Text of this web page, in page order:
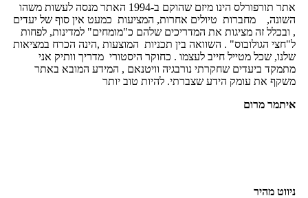
אתר תורפורלס הינו מיזם שהוקם ב-1994 האתר מנסה לעשות משהו
השונה, מחברות טיולים אחרות, המציעות כמעט אין סוף של יעדים
, ובכלל זה מציגות את המדריכים שלהם כ"מומחים" למדינות, לפחות
ל"חצי הגולובוס" . השוואה בין תכניות המוצעות ,הינה הכרח במציאות
שלנו, שכל מטייל חייב לעצמו . כחוקר היסטורי מדריך וותיק אני
מתמקד ביעדים שחקרתי נורבגיה וויטנאם , המידע המובא באתר
משקף את עומק הידע שצברתי. להיות טוב יותר
איתמר מרום
ניווט מהיר